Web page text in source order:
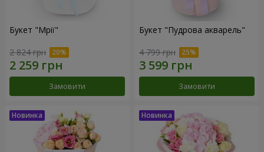
Букет "Мрії"
2 824 грн
Замовити
Букет "Пудрова акварель"
4 799 грн
Замовити